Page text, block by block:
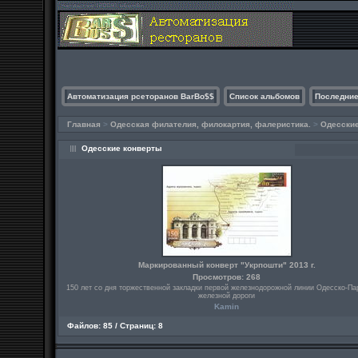
Автоматизация рсеторанов BarBo$$ Список альбомов
Главная > Одесская филателия, филокартия, фалеристика. >
Одесские конверты
Маркированный конверт "Укрпошти" 2013 г.
Просмотров: 268
150 лет со дня торжественной закладки первой железнодорожной линии Одесско-
железной дороги
Kamin
Файлов: 85 / Страниц: 8